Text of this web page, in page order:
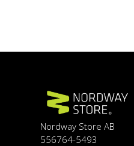
Nordway Store AB
556764-5493